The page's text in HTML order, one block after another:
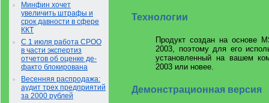
Минфин хочет
увеличить штрафы и
срок давности в сфере
ККТ
С 1 июля работа СРОО
в части экспертиз
отчетов об оценке де-
факто блокирована
Весенняя распродажа:
аудит трех предприятий
за 2000 рублей
Технологии
Продукт создан на основе
2003, поэтому для его
установленный на вашем
2003 или новее.
Демонстрационная версия